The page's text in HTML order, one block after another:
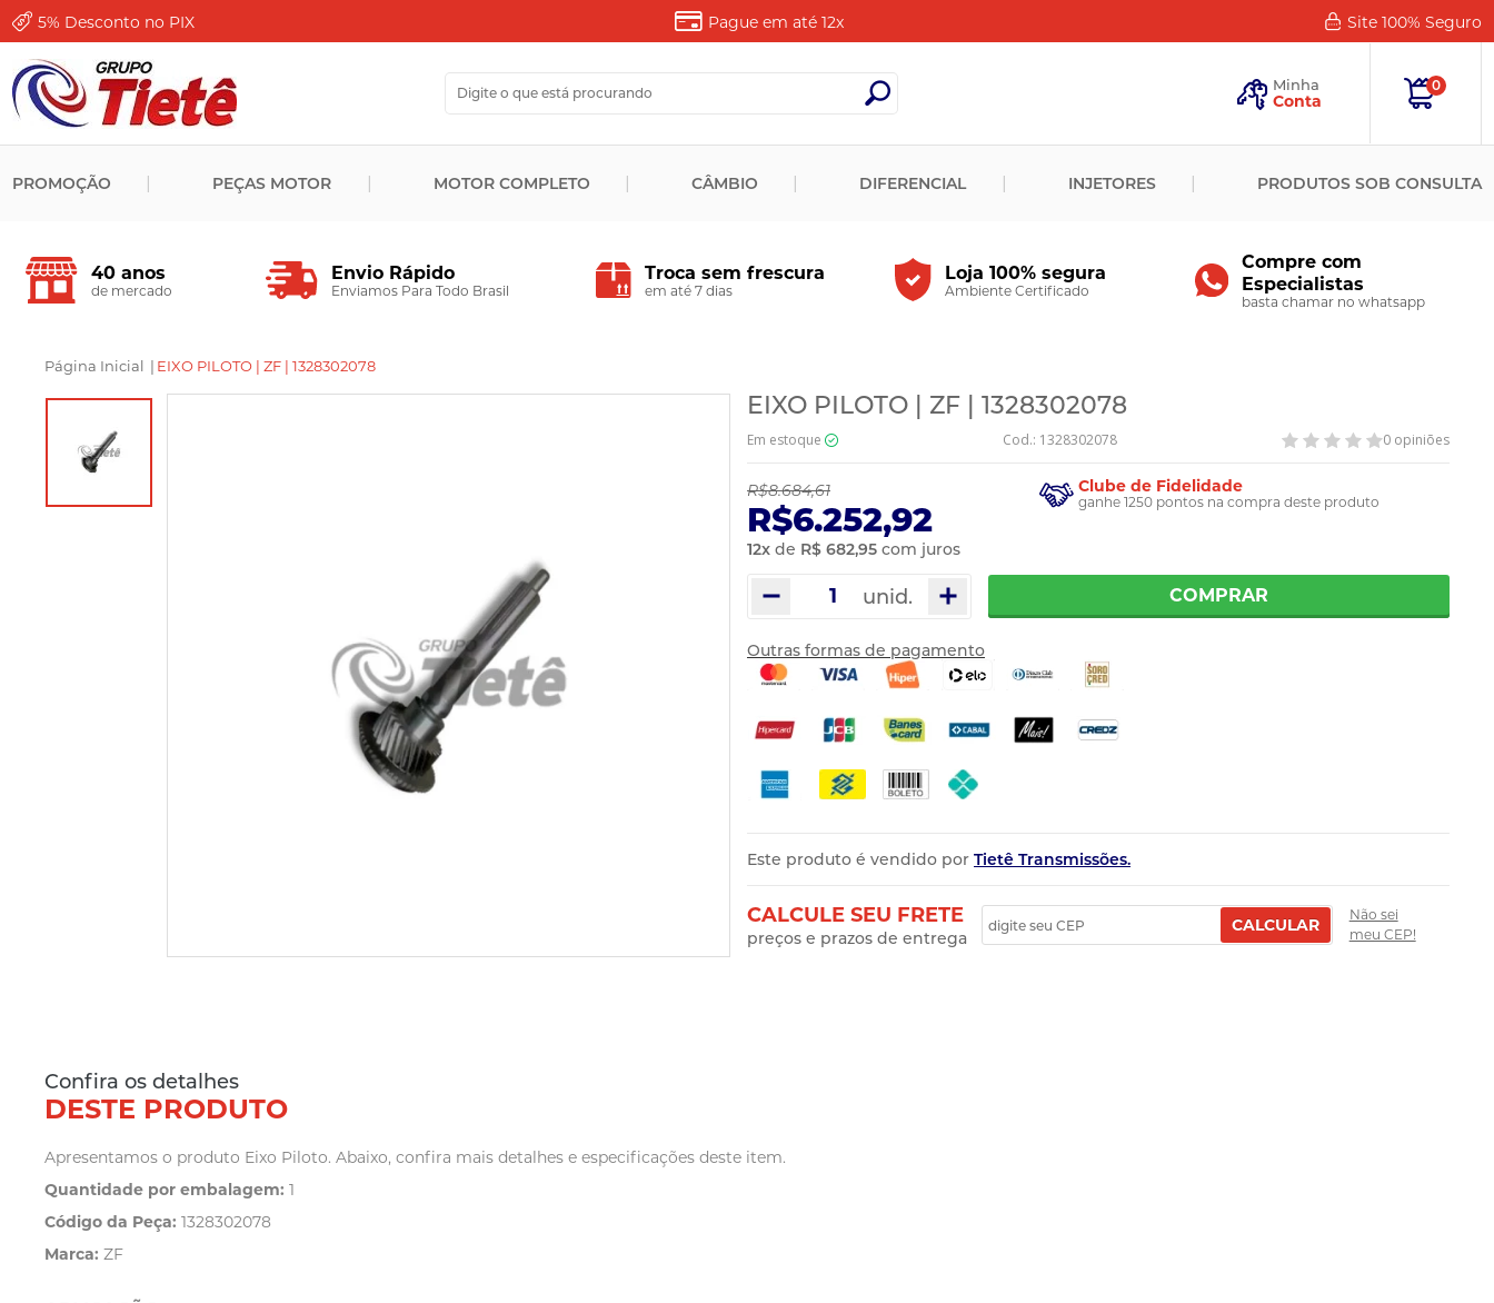
5% Desconto no PIX Pague em até 12x Site 100% Seguro
Minha
Conta
Senha?
Novo
CADASTRAR
0
PROMOÇÃO PEÇAS MOTOR MOTOR COMPLETO CÂMBIO DIFERENCIAL INJETORES PRODUTOS SOB CONSULTA
40 anos
de mercado
Envio Rápido
Enviamos Para Todo Brasil
Troca sem frescura
em até 7 dias
Loja 100% segura
Ambiente Certificado
Compre com
Especialistas
basta chamar no whatsapp
Página Inicial | EIXO PILOTO | ZF | 1328302078
EIXO PILOTO | ZF | 1328302078
Em estoque Cod.: 1328302078 0 opiniões
R$8.684,61
R$6.252,92
12x de R$ 682,95 com juros
Clube de Fidelidade
ganhe 1250 pontos na compra deste produto
unid. COMPRAR
Outras formas de pagamento
Este produto é vendido por Tietê Transmissões.
CALCULE SEU FRETE
preços e prazos de entrega
CALCULAR
Não sei
meu CEP!
Confira os detalhes
DESTE PRODUTO
Apresentamos o produto Eixo Piloto. Abaixo, confira mais detalhes e especificações deste item.
Quantidade por embalagem: 1
Código da Peça: 1328302078
Marca: ZF